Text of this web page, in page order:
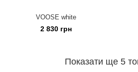
VOOSE white
2 830 грн
Показати ще 5